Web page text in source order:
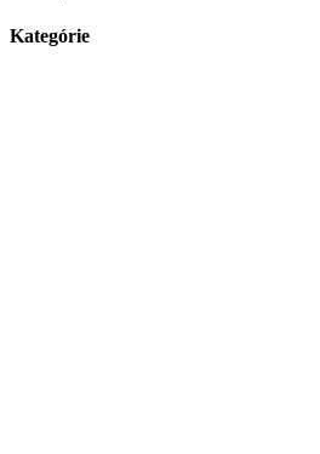
Kategórie